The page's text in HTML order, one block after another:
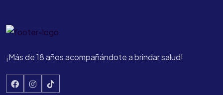
¡Más de 18 años acompañándote a brindar salud!